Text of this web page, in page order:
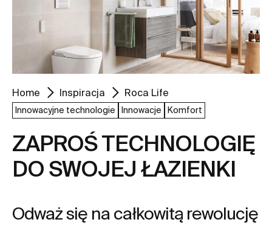
Home Inspiracja Roca Life
Innowacyjne technologie Innowacje Komfort
ZAPROŚ TECHNOLOGIĘ
DO SWOJEJ ŁAZIENKI
Odważ się na całkowitą rewolucję